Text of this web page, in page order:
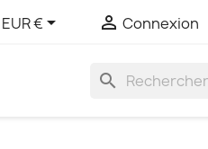
EUR €  Connexion
search